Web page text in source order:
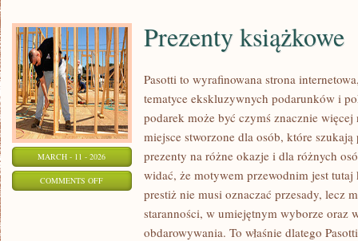
MARCH - 11 - 2026
COMMENTS OFFON
KSIĄŻKOWE
Prezenty książkowe
Pasotti to wyrafinowana strona
tematyce ekskluzywnych podarunków i
podarek może być czymś znacznie
miejsce stworzone dla osób, które
prezenty na różne okazje i dla różnych
widać, że motywem przewodnim jest tutaj
prestiż nie musi oznaczać przesady, lecz
staranności, w umiejętnym wyborze oraz
obdarowywania. To właśnie dlatego